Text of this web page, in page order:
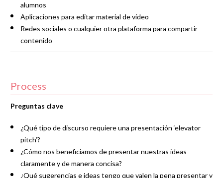
alumnos
Aplicaciones para editar material de vídeo
Redes sociales o cualquier otra plataforma para compartir
contenido
Process
Preguntas clave
¿Qué tipo de discurso requiere una presentación ‘elevator
pitch’?
¿Cómo nos beneficiamos de presentar nuestras ideas
claramente y de manera concisa?
¿Qué sugerencias e ideas tengo que valen la pena presentar y